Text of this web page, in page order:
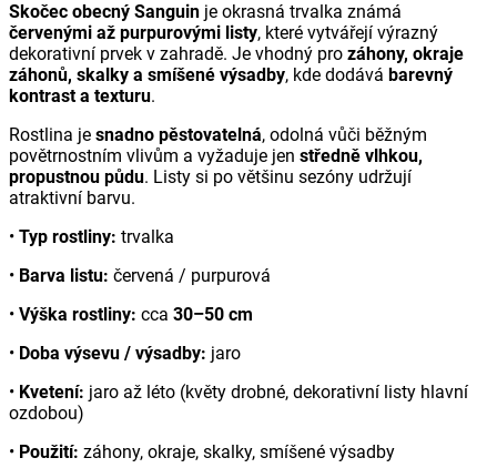
Skočec obecný Sanguin je okrasná trvalka známá
červenými až purpurovými listy, které vytvářejí výrazný
dekorativní prvek v zahradě. Je vhodný pro záhony, okraje
záhonů, skalky a smíšené výsadby, kde dodává barevný
kontrast a texturu.
Rostlina je snadno pěstovatelná, odolná vůči běžným
povětrnostním vlivům a vyžaduje jen středně vlhkou,
propustnou půdu. Listy si po většinu sezóny udržují
atraktivní barvu.
• Typ rostliny: trvalka
• Barva listu: červená / purpurová
• Výška rostliny: cca 30–50 cm
• Doba výsevu / výsadby: jaro
• Kvetení: jaro až léto (květy drobné, dekorativní listy hlavní
ozdobou)
• Použití: záhony, okraje, skalky, smíšené výsadby